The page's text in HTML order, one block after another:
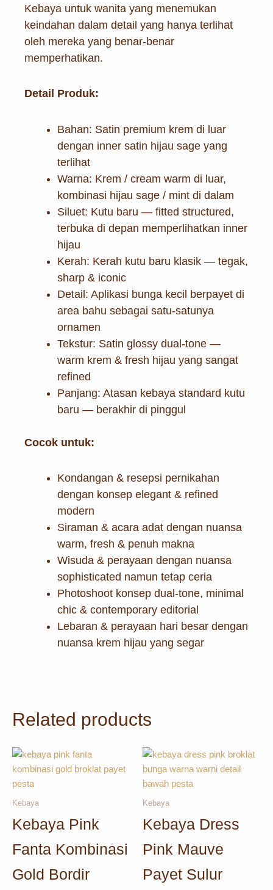
Kebaya untuk wanita yang menemukan
keindahan dalam detail yang hanya terlihat
oleh mereka yang benar-benar
memperhatikan.
Detail Produk:
Bahan: Satin premium krem di luar
dengan inner satin hijau sage yang
terlihat
Warna: Krem / cream warm di luar,
kombinasi hijau sage / mint di dalam
Siluet: Kutu baru — fitted structured,
terbuka di depan memperlihatkan inner
hijau
Kerah: Kerah kutu baru klasik — tegak,
sharp & iconic
Detail: Aplikasi bunga kecil berpayet di
area bahu sebagai satu-satunya
ornamen
Tekstur: Satin glossy dual-tone —
warm krem & fresh hijau yang sangat
refined
Panjang: Atasan kebaya standard kutu
baru — berakhir di pinggul
Cocok untuk:
Kondangan & resepsi pernikahan
dengan konsep elegant & refined
modern
Siraman & acara adat dengan nuansa
warm, fresh & penuh makna
Wisuda & perayaan dengan nuansa
sophisticated namun tetap ceria
Photoshoot konsep dual-tone, minimal
chic & contemporary editorial
Lebaran & perayaan hari besar dengan
nuansa krem hijau yang segar
Related products
Kebaya
Kebaya Pink
Fanta Kombinasi
Gold Bordir
Kebaya
Kebaya Dress
Pink Mauve
Payet Sulur